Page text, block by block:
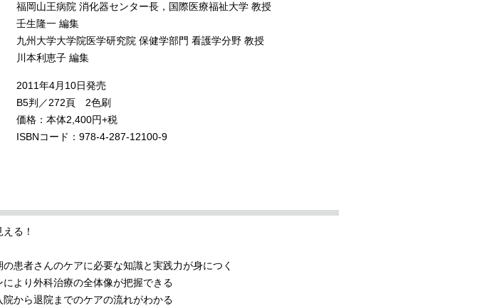
福岡山王病院 消化器センター長，国際医療福祉大学 教授
壬生隆一 編集
九州大学大学院医学研究院 保健学部門 看護学分野 教授
川本利恵子 編集
2011年4月10日発売
B5判／272頁 2色刷
価格：本体2,400円+税
ISBNコード：978-4-287-12100-9
る！
患者さんのケアに必要な知識と実践力が身につく
より外科治療の全体像が把握できる
から退院までのケアの流れがわかる